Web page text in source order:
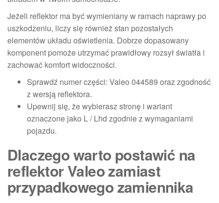
Jeżeli reflektor ma być wymieniany w ramach naprawy po
uszkodzeniu, liczy się również stan pozostałych
elementów układu oświetlenia. Dobrze dopasowany
komponent pomoże utrzymać prawidłowy rozsył światła i
zachować komfort widoczności.
Sprawdź numer części: Valeo 044589 oraz zgodność
z wersją reflektora.
Upewnij się, że wybierasz stronę i wariant
oznaczone jako L / Lhd zgodnie z wymaganiami
pojazdu.
Dlaczego warto postawić na
reflektor Valeo zamiast
przypadkowego zamiennika